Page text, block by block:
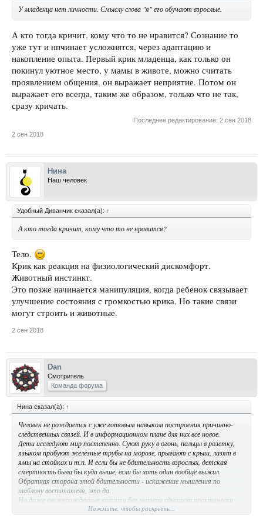
У младенца нет личности. Смыслу слова "я" его обучают взрослые.
А кто тогда кричит, кому что то не нравится? Сознание то
уже тут и нпчинает усложнятся, через адаптацию и
накопление опыта. Первый крик младенца, как только он
покинул уютное место, у мамы в животе, можно считать
проявлением общения, он выражает неприятие. Потом он
выражает его всегда, таким же образом, только что не так,
сразу кричать.
Последнее редактирование: 2 сен 2018
2 сен 2018
Нина
Наш человек
Удобный Диванчик сказал(а): ↑
А кто тогда кричит, кому что то не нравится?
Тело.
Крик как реакция на физиологический дискомфорт.
Животный инстинкт.
Это позже начинается манипуляция, когда ребенок связывает
улучшение состояния с громкостью крика. Но такие связи
могут строить и животные.
2 сен 2018
Dan
Смотритель
Команда форума
Нина сказал(а): ↑
Человек не рождается с уже готовым навыком построения причинно-
следственных связей. И в информационном плане для них все новое.
Дети исследуют мир постепенно. Суют руку в огонь, пальцы в розетку,
языком пробуют железные трубы на морозе, прыгают с крыш, лазят в
ямы на стойках и т.п. И если бы не бдительность взрослых, детская
смертность была бы куда выше, если бы хоть один вообще выжил.
Обратная сторона этой бдительности - искажение мышления по
шаблону воспитателя, это да.
Но даже свежерожденные котята без матери сдыхают практически
Нажмите, чтобы раскрыть...